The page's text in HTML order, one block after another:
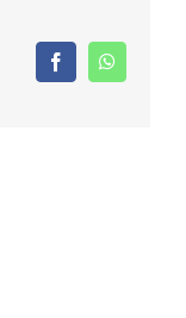
Facebook